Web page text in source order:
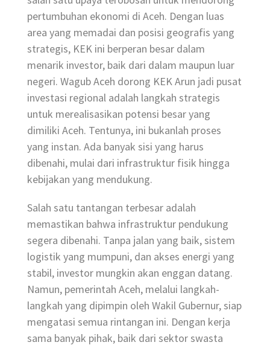
pertumbuhan ekonomi di Aceh. Dengan luas
area yang memadai dan posisi geografis yang
strategis, KEK ini berperan besar dalam
menarik investor, baik dari dalam maupun luar
negeri. Wagub Aceh dorong KEK Arun jadi pusat
investasi regional adalah langkah strategis
untuk merealisasikan potensi besar yang
dimiliki Aceh. Tentunya, ini bukanlah proses
yang instan. Ada banyak sisi yang harus
dibenahi, mulai dari infrastruktur fisik hingga
kebijakan yang mendukung.
Salah satu tantangan terbesar adalah
memastikan bahwa infrastruktur pendukung
segera dibenahi. Tanpa jalan yang baik, sistem
logistik yang mumpuni, dan akses energi yang
stabil, investor mungkin akan enggan datang.
Namun, pemerintah Aceh, melalui langkah-
langkah yang dipimpin oleh Wakil Gubernur, siap
mengatasi semua rintangan ini. Dengan kerja
sama banyak pihak, baik dari sektor swasta